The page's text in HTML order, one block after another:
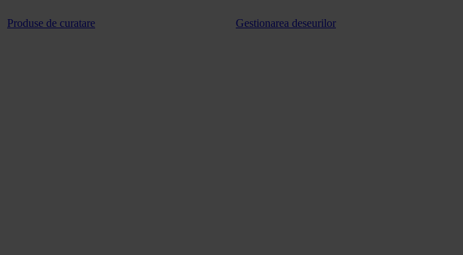
Produse de curatare Gestionarea deseurilor